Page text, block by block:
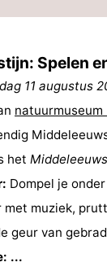
Spelen
11 augustus
natuurmuseum
het
Dompel je
muziek,
geur van
...